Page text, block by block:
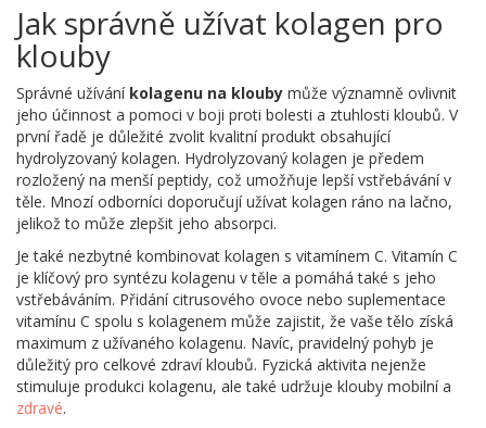
Jak správně užívat kolagen pro
klouby
Správné užívání kolagenu na klouby může významně ovlivnit
jeho účinnost a pomoci v boji proti bolesti a ztuhlosti kloubů. V
první řadě je důležité zvolit kvalitní produkt obsahující
hydrolyzovaný kolagen. Hydrolyzovaný kolagen je předem
rozložený na menší peptidy, což umožňuje lepší vstřebávání v
těle. Mnozí odborníci doporučují užívat kolagen ráno na lačno,
jelikož to může zlepšit jeho absorpci.
Je také nezbytné kombinovat kolagen s vitamínem C. Vitamín C
je klíčový pro syntézu kolagenu v těle a pomáhá také s jeho
vstřebáváním. Přidání citrusového ovoce nebo suplementace
vitamínu C spolu s kolagenem může zajistit, že vaše tělo získá
maximum z užívaného kolagenu. Navíc, pravidelný pohyb je
důležitý pro celkové zdraví kloubů. Fyzická aktivita nejenže
stimuluje produkci kolagenu, ale také udržuje klouby mobilní a
zdravé.